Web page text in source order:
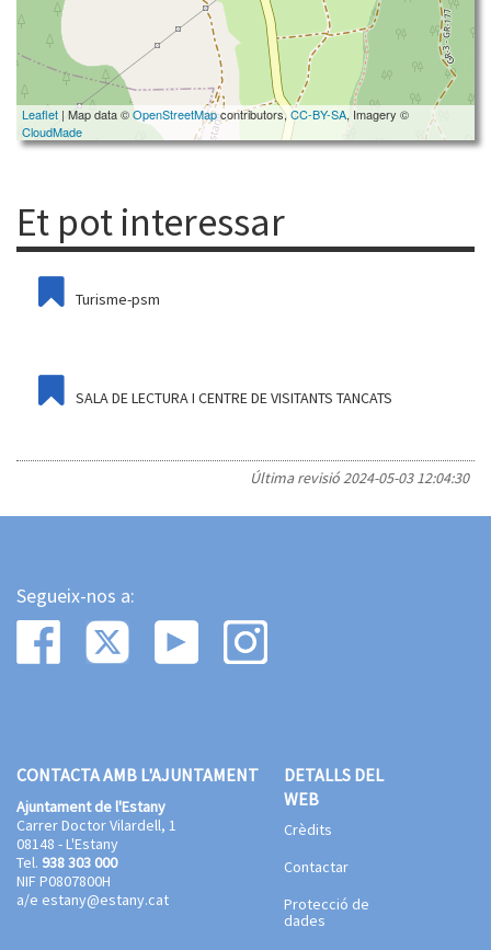
Leaflet | Map data ©OpenStreetMapcontributors, CC-BY-SA, Imagery ©
CloudMade
Et pot interessar
Turisme-psm
SALA DE LECTURA I CENTRE DE VISITANTS TANCATS
Última revisió2024-05-03 12:04:30
Segueix-nos a:
CONTACTA AMB L'AJUNTAMENT
Ajuntament de l'Estany
Carrer Doctor Vilardell, 1
08148 - L'Estany
Tel. 938 303 000
NIF P0807800H
a/e estany@estany.cat
DETALLS DEL
WEB
Crèdits
Contactar
Protecció de
dades